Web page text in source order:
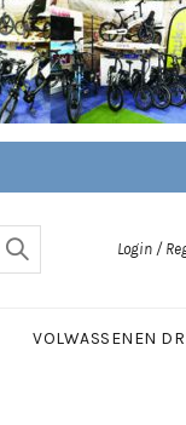
Login /
VOLWASSENEN